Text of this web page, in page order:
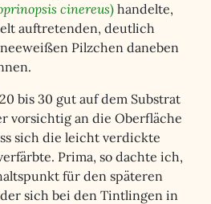
cinereus) handelte,
auftretenden, deutlich
Pilzchen daneben
bis 30 gut auf dem Substrat
vorsichtig an die Oberfläche
sich die leicht verdickte
Prima, so dachte ich,
für den späteren
sich bei den Tintlingen in